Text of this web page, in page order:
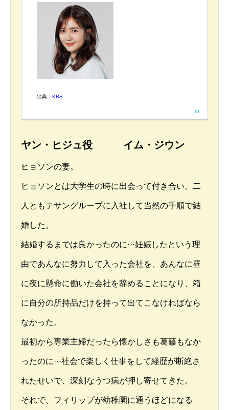
出典： KBS
ヤン・ヒジュ役 イム・ジウン
ヒョソンの妻。
ヒョソンとは大学生の時に出会って付き合い、二
人ともテサングループに入社して当然の手順で結
婚した。
結婚するまでは良かったのに···妊娠したという理
由であんなに努力して入った会社を、あんなに昼
に夜に懸命に働いた会社を辞めることになり、箱
に自分の所持品だけを持って出てこなければなら
なかった。
最初から専業主婦だったら懐かしさも葛藤もなか
ったのに···社会で楽しく仕事をして経歴が断絶さ
れたせいで、深刻なうつ病が押し寄せてきた。
それで、フィリップが幼稚園に通うほどになる